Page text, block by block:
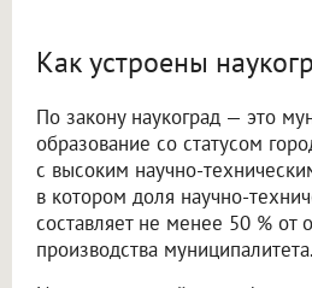
Как устроены
По закону наукоград — это
образование со статусом
с высоким научно-
в котором доля научно-
составляет не менее 50 % от
производства муниципалитета.